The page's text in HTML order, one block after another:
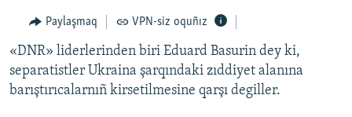
qaytmaq
MEDENİYET
İNSAN AQLARI
VİDEO
Paylaşmaq VPN-siz oquñız
«DNR» liderlerinden biri Eduard Basurin dey ki,
separatistler Ukraina şarqındaki zıddiyet alanına
barıştırıcalarnıñ kirsetilmesine qarşı degiller.